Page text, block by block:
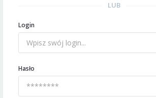
LUB
Login
Hasło